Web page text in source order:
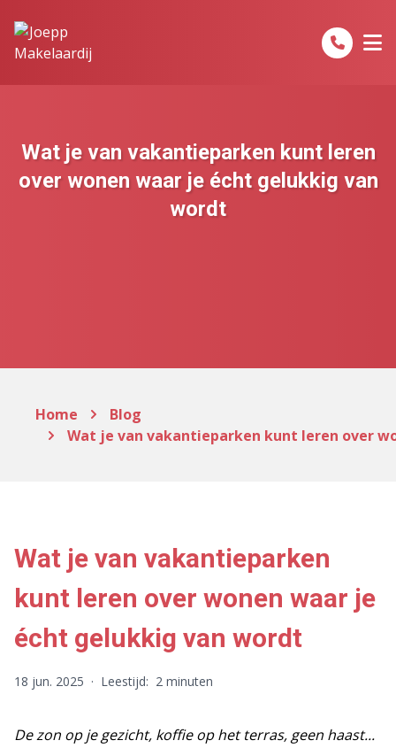
Wat je van vakantieparken kunt leren
over wonen waar je écht gelukkig van
wordt
Home
Blog
Wat je van vakantieparken kunt leren over
Wat je van vakantieparken
kunt leren over wonen waar je
écht gelukkig van wordt
18 jun. 2025 · Leestijd: 2 minuten
De zon op je gezicht, koffie op het terras, geen haast...